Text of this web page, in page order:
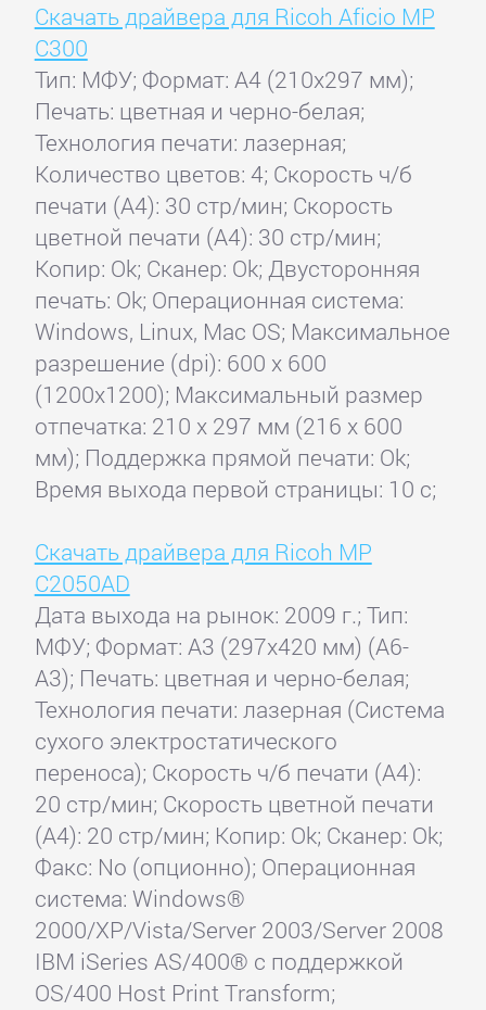
Скачать драйвера для Ricoh Aficio MP
C300
Тип: МФУ; Формат: A4 (210x297 мм);
Печать: цветная и черно-белая;
Технология печати: лазерная;
Количество цветов: 4; Скорость ч/б
печати (А4): 30 стр/мин; Скорость
цветной печати (А4): 30 стр/мин;
Копир: Ok; Сканер: Ok; Двусторонняя
печать: Ok; Операционная система:
Windows, Linux, Mac OS; Максимальное
разрешение (dpi): 600 x 600
(1200x1200); Максимальный размер
отпечатка: 210 x 297 мм (216 x 600
мм); Поддержка прямой печати: Ok;
Время выхода первой страницы: 10 с;
Скачать драйвера для Ricoh MP
C2050AD
Дата выхода на рынок: 2009 г.; Тип:
МФУ; Формат: A3 (297x420 мм) (A6-
A3); Печать: цветная и черно-белая;
Технология печати: лазерная (Система
сухого электростатического
переноса); Скорость ч/б печати (А4):
20 стр/мин; Скорость цветной печати
(А4): 20 стр/мин; Копир: Ok; Сканер: Ok;
Факс: No (опционно); Операционная
система: Windows®
2000/XP/Vista/Server 2003/Server 2008
IBM iSeries AS/400® с поддержкой
OS/400 Host Print Transform;